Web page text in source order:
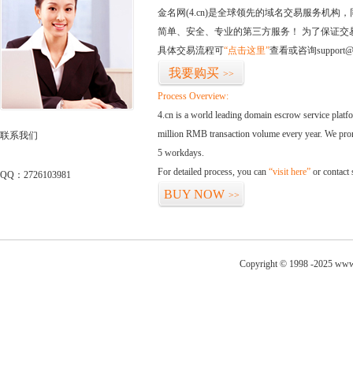
联系我们
QQ：2726103981
金名网(4.cn)是全球领先的域名交易服务机构
简单、安全、专业的第三方服务！ 为了保证
具体交易流程可“点击这里”查看或咨询
我要购买 >>
Process Overview:
4.cn is a world leading domain escrow service
million RMB transaction volume every year. We
5 workdays.
For detailed process, you can “visit here” or contact
BUY NOW >>
Copyright © 1998 -2025